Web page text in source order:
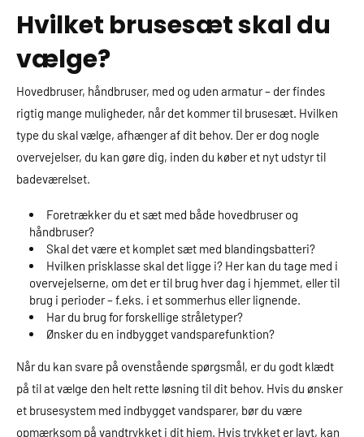
Hvilket brusesæt skal du
vælge?
Hovedbruser, håndbruser, med og uden armatur – der findes
rigtig mange muligheder, når det kommer til brusesæt. Hvilken
type du skal vælge, afhænger af dit behov. Der er dog nogle
overvejelser, du kan gøre dig, inden du køber et nyt udstyr til
badeværelset.
Foretrækker du et sæt med både hovedbruser og
håndbruser?
Skal det være et komplet sæt med blandingsbatteri?
Hvilken prisklasse skal det ligge i? Her kan du tage med i
overvejelserne, om det er til brug hver dag i hjemmet, eller til
brug i perioder – f.eks. i et sommerhus eller lignende.
Har du brug for forskellige stråletyper?
Ønsker du en indbygget vandsparefunktion?
Når du kan svare på ovenstående spørgsmål, er du godt klædt
på til at vælge den helt rette løsning til dit behov. Hvis du ønsker
et brusesystem med indbygget vandsparer, bør du være
opmærksom på vandtrykket i dit hjem. Hvis trykket er lavt, kan